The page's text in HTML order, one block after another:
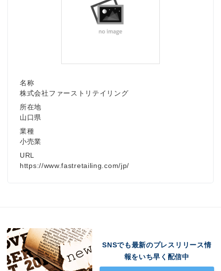
名称
株式会社ファーストリテイリング
所在地
山口県
業種
小売業
URL
https://www.fastretailing.com/jp/
SNSでも最新のプレスリリース情
報をいち早く配信中